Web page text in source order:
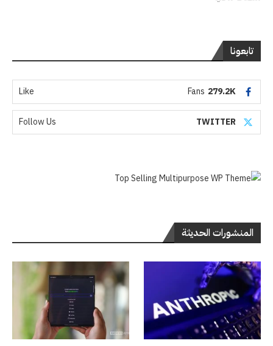
تابعونا
279.2K
Fans
Like
TWITTER
Follow Us
المنشورات الحديثة